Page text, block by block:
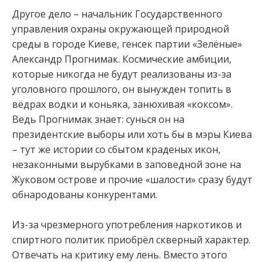
Другое дело – начальник Государственного
управления охраны окружающей природной
среды в городе Киеве, генсек партии «Зелёные»
Александр Прогнимак. Космические амбиции,
которые никогда не будут реализованы из-за
уголовного прошлого, он вынужден топить в
вёдрах водки и коньяка, занюхивая «коксом».
Ведь Прогнимак знает: сунься он на
президентские выборы или хоть бы в мэры Киева
– тут же истории со сбытом краденых икон,
незаконными вырубками в заповедной зоне на
Жуковом острове и прочие «шалости» сразу будут
обнародованы конкурентами.
Из-за чрезмерного употребления наркотиков и
спиртного политик приобрёл скверный характер.
Отвечать на критику ему лень. Вместо этого